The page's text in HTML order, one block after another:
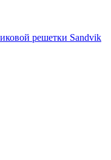
решетки Sandvik